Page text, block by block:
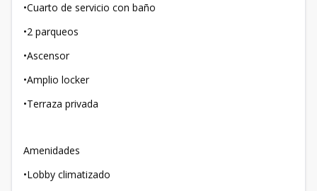
•Cuarto de servicio con baño
•2 parqueos
•Ascensor
•Amplio locker
•Terraza privada
Amenidades
•Lobby climatizado